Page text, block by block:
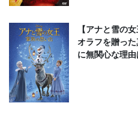
【アナと雪の
オラフを贈っ
に無関心な理